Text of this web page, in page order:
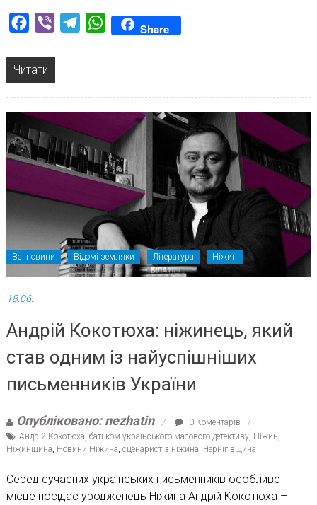
Facebook
Viber TelegramWhatsAppShare
Читати
Всі новини Відомі земляки Література Ніжин
18.06.
Андрій Кокотюха: ніжинець, який
став одним із найуспішніших
письменників України
Опубліковано: nezhatin
0 Коментарів
Андрій Кокотюха батьком українського масового детективу, Ніжин
Ніжинщина Новини Ніжина сценарист з ніжина Чернігівщина
Серед сучасних українських письменників особливе
місце посідає уродженець Ніжина Андрій Кокотюха –